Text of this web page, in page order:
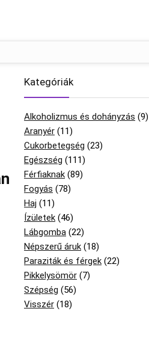
Kategóriák
Alkoholizmus és dohányzás (9)
Aranyér (11)
Cukorbetegség (23)
Egészség (111)
Férfiaknak (89)
Fogyás (78)
Haj (11)
Ízületek (46)
Lábgomba (22)
Népszerű áruk (18)
Paraziták és férgek (22)
Pikkelysömör (7)
Szépség (56)
Visszér (18)